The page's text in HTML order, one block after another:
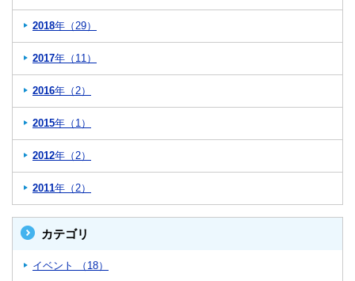
2018年（29）
2017年（11）
2016年（2）
2015年（1）
2012年（2）
2011年（2）
カテゴリ
イベント （18）